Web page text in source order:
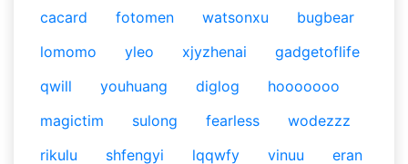
cacard
fotomen watsonxu
bugbear
lomomo
yleo xjyzhenai
gadgetoflife
qwill
youhuang diglog
hooooooo
magictim
sulong fearless
wodezzz
rikulu
shfengyi lqqwfy vinuu
eran